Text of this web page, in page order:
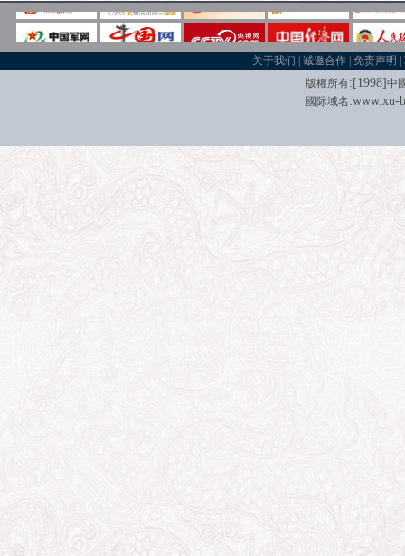
关于我们 |诚邀合作 |免责声明 |
版權所有:[1998]中
國际域名 :www.xu-